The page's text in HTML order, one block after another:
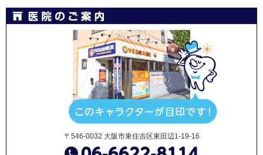
〒546-0032 大阪市東住吉区東田辺1-19-16